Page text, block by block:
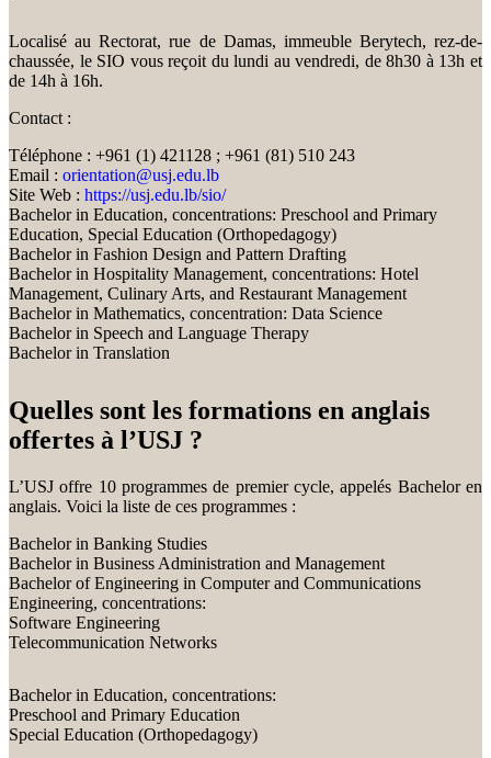
Localisé au Rectorat, rue de Damas, immeuble Berytech, rez-de-
chaussée, le SIO vous reçoit du lundi au vendredi, de 8h30 à 13h et
de 14h à 16h.
Contact :
Téléphone : +961 (1) 421128 ; +961 (81) 510 243
Email : orientation@usj.edu.lb
Site Web : https://usj.edu.lb/sio/
Bachelor in Education, concentrations: Preschool and Primary
Education, Special Education (Orthopedagogy)
Bachelor in Fashion Design and Pattern Drafting
Bachelor in Hospitality Management, concentrations: Hotel
Management, Culinary Arts, and Restaurant Management
Bachelor in Mathematics, concentration: Data Science
Bachelor in Speech and Language Therapy
Bachelor in Translation
Quelles sont les formations en anglais
offertes à l’USJ ?
L’USJ offre 10 programmes de premier cycle, appelés Bachelor en
anglais. Voici la liste de ces programmes :
Bachelor in Banking Studies
Bachelor in Business Administration and Management
Bachelor of Engineering in Computer and Communications
Engineering, concentrations:
Software Engineering
Telecommunication Networks
Bachelor in Education, concentrations:
Preschool and Primary Education
Special Education (Orthopedagogy)